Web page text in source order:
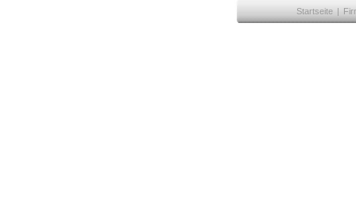
Startseite |